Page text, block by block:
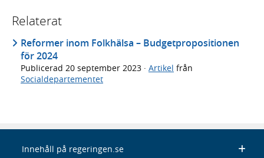
Relaterat
Reformer inom Folkhälsa – Budgetpropositionen
för 2024
Publicerad 20 september 2023 · Artikel från
Socialdepartementet
Innehåll på regeringen.se